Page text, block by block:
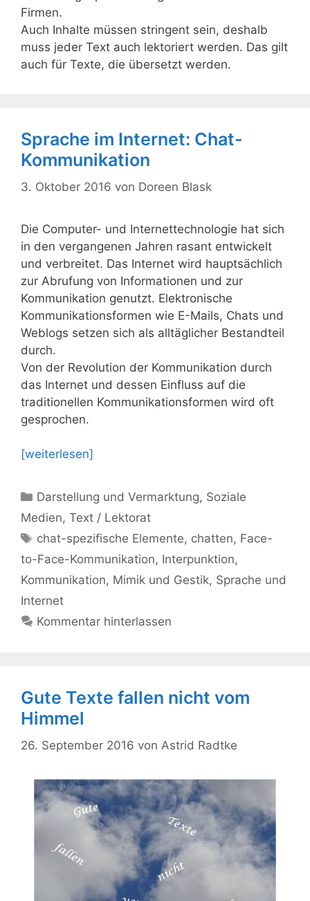
Firmen.
Auch Inhalte müssen stringent sein, deshalb
muss jeder Text auch lektoriert werden. Das gilt
auch für Texte, die übersetzt werden.
Sprache im Internet: Chat-
Kommunikation
3. Oktober 2016 von Doreen Blask
Die Computer- und Internettechnologie hat sich
in den vergangenen Jahren rasant entwickelt
und verbreitet. Das Internet wird hauptsächlich
zur Abrufung von Informationen und zur
Kommunikation genutzt. Elektronische
Kommunikationsformen wie E-Mails, Chats und
Weblogs setzen sich als alltäglicher Bestandteil
durch.
Von der Revolution der Kommunikation durch
das Internet und dessen Einfluss auf die
traditionellen Kommunikationsformen wird oft
gesprochen.
[weiterlesen]
Kategorien
Darstellung und Vermarktung, Soziale
Medien, Text / Lektorat
Schlagwörter
chat-spezifische Elemente, chatten, Face-
to-Face-Kommunikation, Interpunktion,
Kommunikation, Mimik und Gestik, Sprache und
Internet
Kommentar hinterlassen
Gute Texte fallen nicht vom
Himmel
26. September 2016 von Astrid Radtke